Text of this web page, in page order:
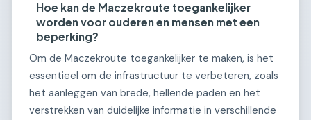
Hoe kan de Maczekroute toegankelijker
worden voor ouderen en mensen met een
beperking?
Om de Maczekroute toegankelijker te maken, is het
essentieel om de infrastructuur te verbeteren, zoals
het aanleggen van brede, hellende paden en het
verstrekken van duidelijke informatie in verschillende